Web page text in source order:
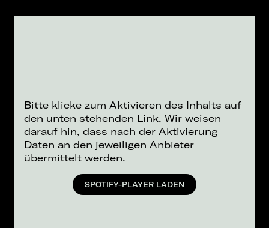
Bitte klicke zum Aktivieren des Inhalts auf
den unten stehenden Link. Wir weisen
darauf hin, dass nach der Aktivierung
Daten an den jeweiligen Anbieter
übermittelt werden.
SPOTIFY-PLAYER LADEN